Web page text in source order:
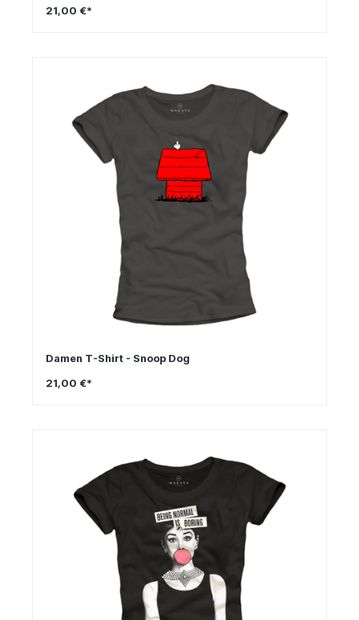
21,00 €*
Damen T-Shirt - Snoop Dog
21,00 €*